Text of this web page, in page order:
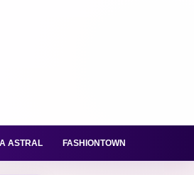
ASTRAL FASHIONTOWN